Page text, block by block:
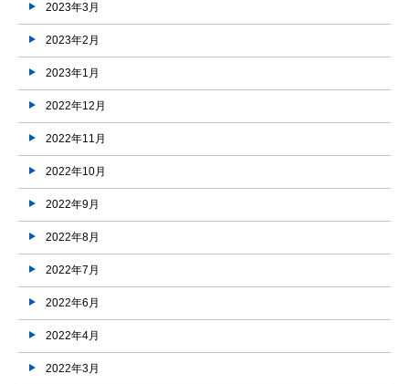
2023年3月
2023年2月
2023年1月
2022年12月
2022年11月
2022年10月
2022年9月
2022年8月
2022年7月
2022年6月
2022年4月
2022年3月